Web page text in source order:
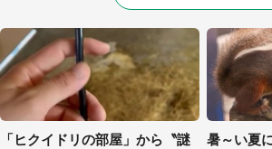
「ヒクイドリの部屋」から〝謎
暑～い夏